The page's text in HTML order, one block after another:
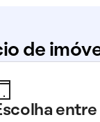
de